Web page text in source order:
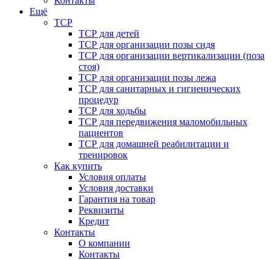
Ещё
ТСР
ТСР для детей
ТСР для организации позы сидя
ТСР для организации вертикализации (поза
стоя)
ТСР для организации позы лежа
ТСР для санитарных и гигиенических
процедур
ТСР для ходьбы
ТСР для передвижения маломобильных
пациентов
ТСР для домашней реабилитации и
тренировок
Как купить
Условия оплаты
Условия доставки
Гарантия на товар
Реквизиты
Кредит
Контакты
О компании
Контакты